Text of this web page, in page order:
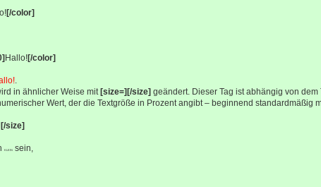
[/color]
Hallo![/color]
.
in ähnlicher Weise mit [size=][/size] geändert. Dieser Tag ist abhängig von
Wert, der die Textgröße in Prozent angibt – beginnend standardmäßig
[/size]
KLEIN sein,